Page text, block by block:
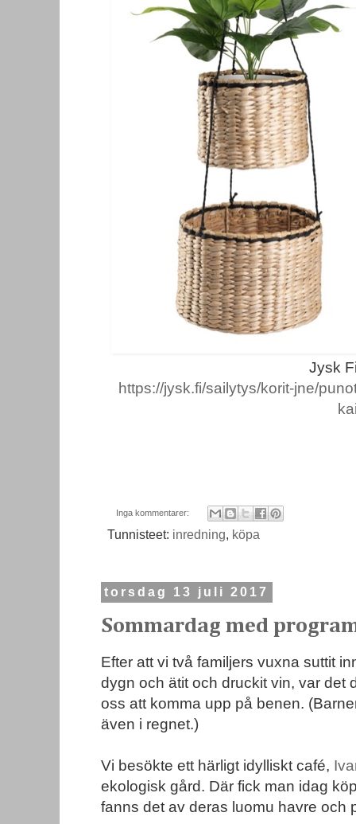
Jysk
https://jysk.fi/sailytys/korit-jne/
Inga kommentarer:
Tunnisteet: inredning, köpa
torsdag 13 juli 2017
Sommardag med
Efter att vi två familjers vuxna suttit
dygn och ätit och druckit vin, var det
oss att komma upp på benen.
även i regnet.)
Vi besökte ett härligt idylliskt café,
ekologisk gård. Där fick man idag
fanns det av deras luomu havre och